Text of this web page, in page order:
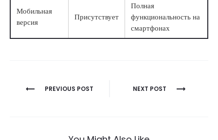
Мобильная
версия
Присутствует
Полная
функциональность на
смартфонах
Berichtnavigatie
PREVIOUS POST NEXT POST